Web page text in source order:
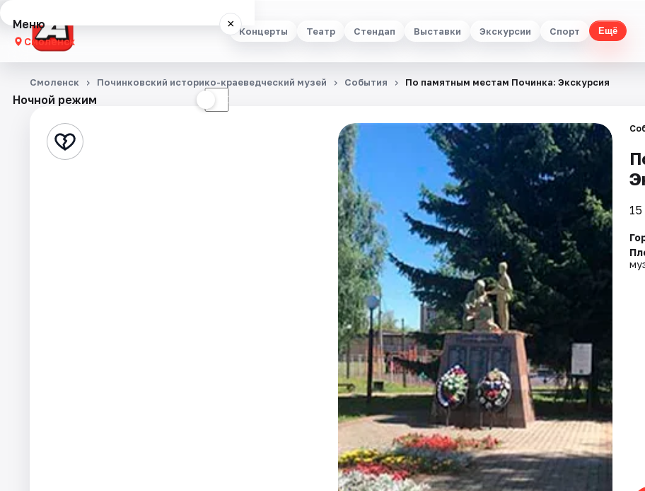
Концерты Театр Стендап Выставки Экскурсии Спорт Ещё
Меню ×
Смоленск
Концерты
Стендап
Ночной режим ☾
Смоленск Починковский историко-краеведческий музей События По памятным местам Починка: Экскурсия